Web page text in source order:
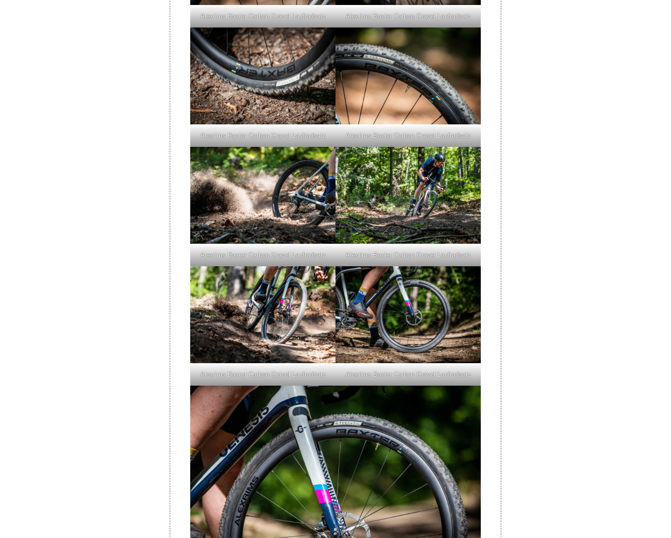
Alexrims Baxter Carbon Gravel Laufradsatz Alexrims Baxter Carbon Gravel Laufradsatz
Alexrims Baxter Carbon Gravel Laufradsatz Alexrims Baxter Carbon Gravel Laufradsatz
Alexrims Baxter Carbon Gravel Laufradsatz Alexrims Baxter Carbon Gravel Laufradsatz
Alexrims Baxter Carbon Gravel Laufradsatz Alexrims Baxter Carbon Gravel Laufradsatz